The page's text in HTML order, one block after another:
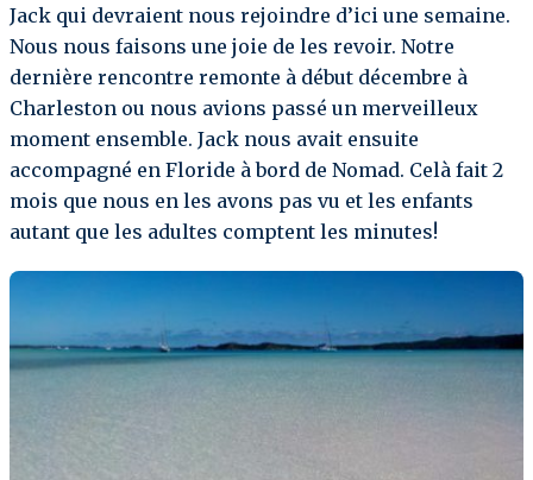
Jack qui devraient nous rejoindre d’ici une semaine.
Nous nous faisons une joie de les revoir. Notre
dernière rencontre remonte à début décembre à
Charleston ou nous avions passé un merveilleux
moment ensemble. Jack nous avait ensuite
accompagné en Floride à bord de Nomad. Celà fait 2
mois que nous en les avons pas vu et les enfants
autant que les adultes comptent les minutes!